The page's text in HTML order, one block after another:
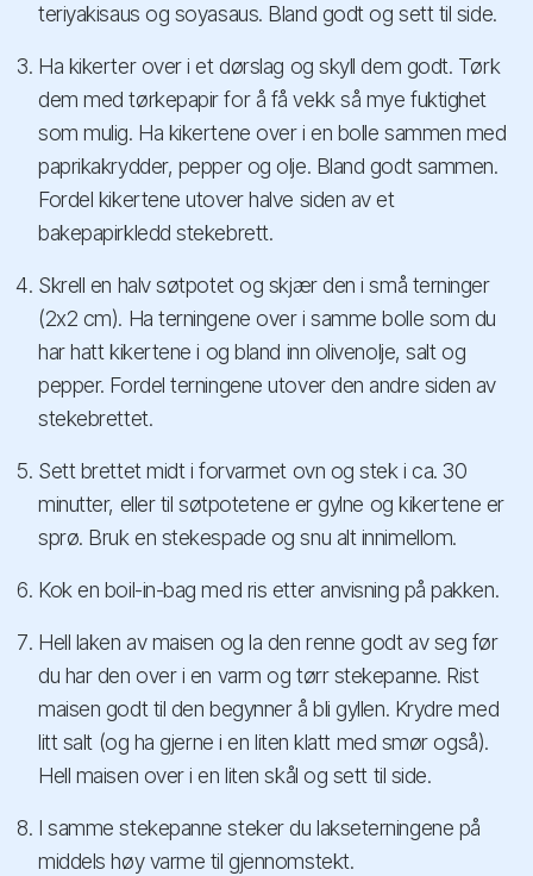
teriyakisaus og soyasaus. Bland godt og sett til side.
Ha kikerter over i et dørslag og skyll dem godt. Tørk
dem med tørkepapir for å få vekk så mye fuktighet
som mulig. Ha kikertene over i en bolle sammen med
paprikakrydder, pepper og olje. Bland godt sammen.
Fordel kikertene utover halve siden av et
bakepapirkledd stekebrett.
Skrell en halv søtpotet og skjær den i små terninger
(2x2 cm). Ha terningene over i samme bolle som du
har hatt kikertene i og bland inn olivenolje, salt og
pepper. Fordel terningene utover den andre siden av
stekebrettet.
Sett brettet midt i forvarmet ovn og stek i ca. 30
minutter, eller til søtpotetene er gylne og kikertene er
sprø. Bruk en stekespade og snu alt innimellom.
Kok en boil-in-bag med ris etter anvisning på pakken.
Hell laken av maisen og la den renne godt av seg før
du har den over i en varm og tørr stekepanne. Rist
maisen godt til den begynner å bli gyllen. Krydre med
litt salt (og ha gjerne i en liten klatt med smør også).
Hell maisen over i en liten skål og sett til side.
I samme stekepanne steker du lakseterningene på
middels høy varme til gjennomstekt.